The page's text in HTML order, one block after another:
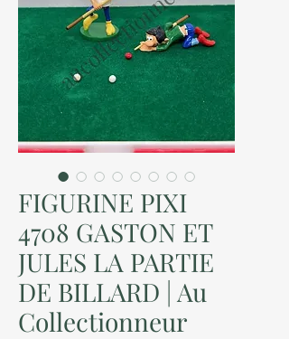
FIGURINE PIXI
4708 GASTON ET
JULES LA PARTIE
DE BILLARD | Au
Collectionneur